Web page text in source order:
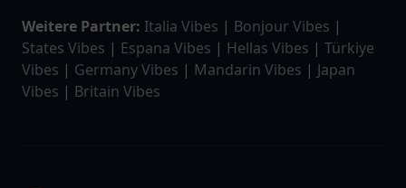
Weitere Partner: Italia Vibes | Bonjour Vibes |
States Vibes | Espana Vibes | Hellas Vibes | Türkiye
Vibes | Germany Vibes | Mandarin Vibes | Japan
Vibes | Britain Vibes